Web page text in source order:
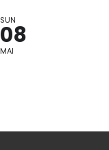
SUN
08
MAI